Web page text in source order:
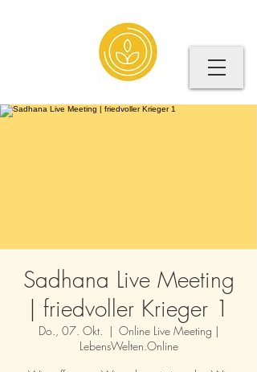
Sadhana Live Meeting
| friedvoller Krieger 1
Do., 07. Okt.
  |
Online Live Meeting |
LebensWelten.Online